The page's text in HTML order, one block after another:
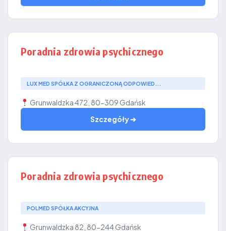
Poradnia zdrowia psychicznego
LUX MED SPÓŁKA Z OGRANICZONĄ ODPOWIED...
Grunwaldzka 472, 80-309 Gdańsk
Szczegóły ➔
Poradnia zdrowia psychicznego
POLMED SPÓŁKA AKCYJNA
Grunwaldzka 82, 80-244 Gdańsk